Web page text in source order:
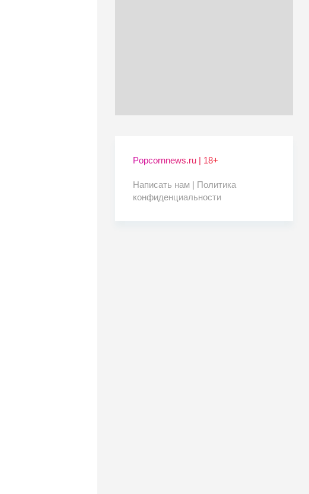
Popcornnews.ru | 18+
Написать нам | Политика
конфиденциальности